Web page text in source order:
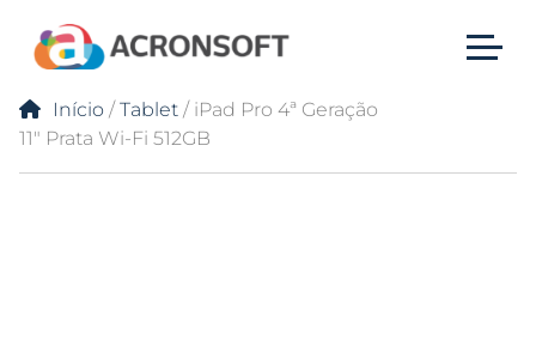
Início /Tablet / iPad Pro 4ª Geração
11″ Prata Wi-Fi 512GB